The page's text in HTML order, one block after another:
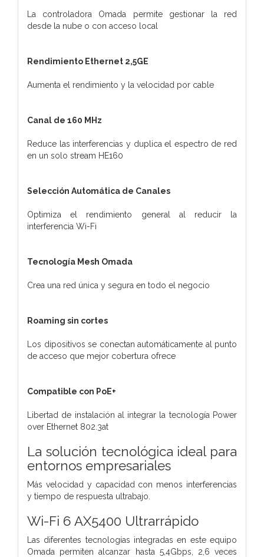
La controladora Omada permite gestionar la red
desde la nube o con acceso local
Rendimiento Ethernet 2,5GE
Aumenta el rendimiento y la velocidad por cable
Canal de 160 MHz
Reduce las interferencias y duplica el espectro de red
en un solo stream HE160
Selección Automática de Canales
Optimiza el rendimiento general al reducir la
interferencia Wi-Fi
Tecnología Mesh Omada
Crea una red única y segura en todo el negocio
Roaming sin cortes
Los dipositivos se conectan automáticamente al punto
de acceso que mejor cobertura ofrece
Compatible con PoE+
Libertad de instalación al integrar la tecnología Power
over Ethernet 802.3at
La solución tecnológica ideal para
entornos empresariales
Más velocidad y capacidad con menos interferencias
y tiempo de respuesta ultrabajo.
Wi-Fi 6 AX5400 Ultrarrápido
Las diferentes tecnologías integradas en este equipo
Omada permiten alcanzar hasta 5,4Gbps, 2,6 veces